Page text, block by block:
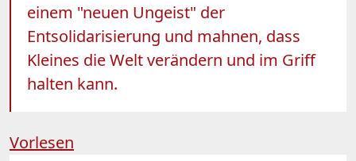
einem "neuen Ungeist" der
Entsolidarisierung und mahnen, dass
Kleines die Welt verändern und im Griff
halten kann.
Vorlesen